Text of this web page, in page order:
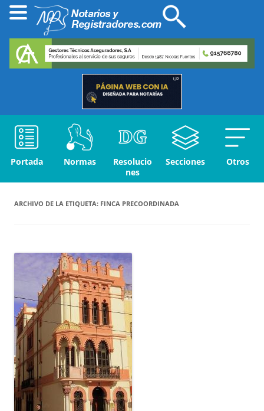
Portada Normas
Resolucio
nes
Secciones Otros
ARCHIVO DE LA ETIQUETA: FINCA PRECOORDINADA